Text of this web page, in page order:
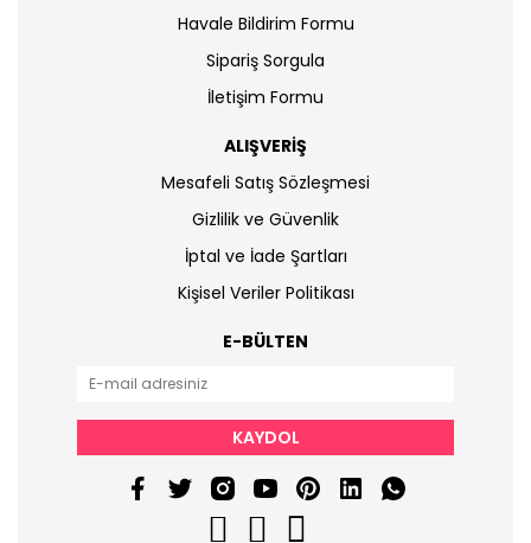
Havale Bildirim Formu
Sipariş Sorgula
İletişim Formu
ALIŞVERİŞ
Mesafeli Satış Sözleşmesi
Gizlilik ve Güvenlik
İptal ve İade Şartları
Kişisel Veriler Politikası
E-BÜLTEN
KAYDOL